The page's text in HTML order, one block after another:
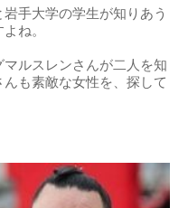
手大学の学生が知りあう
ね。
ルスレンさんが二人を知
も素敵な女性を、探して